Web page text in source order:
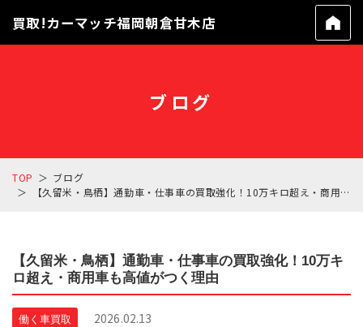
買取!カーマッチ福岡朝倉甘木店
ブログ
TOP
ブログ
【久留米・鳥栖】通勤車・仕事車の買取強化！10万キロ超え・商用車も高値がつく理由
【久留米・鳥栖】通勤車・仕事車の買取強化！10万キ
ロ超え・商用車も高値がつく理由
働く車買取 2026.02.13